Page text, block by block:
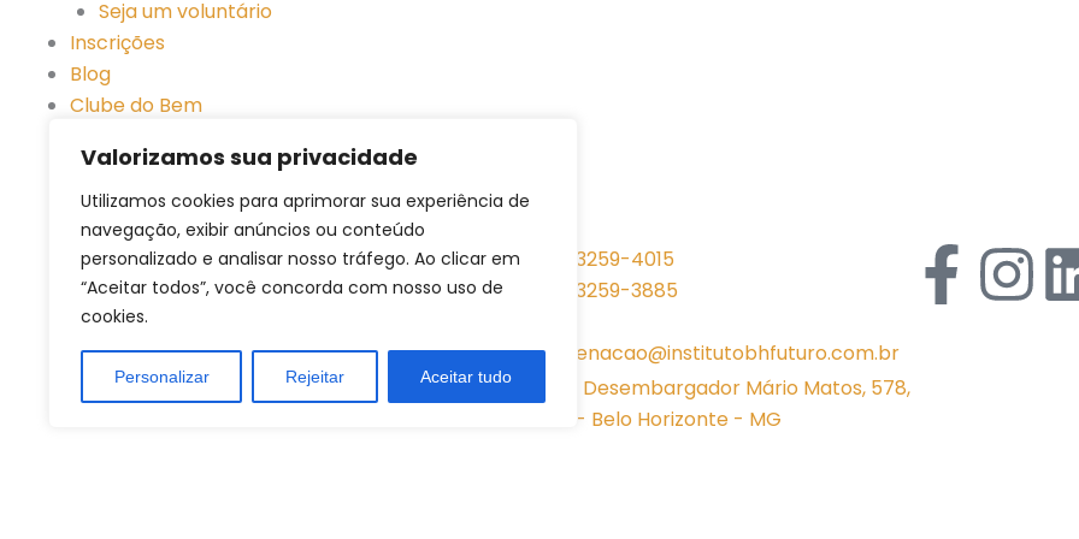
Valorizamos sua privacidade
Utilizamos cookies para aprimorar sua experiência de
navegação, exibir anúncios ou conteúdo
personalizado e analisar nosso tráfego. Ao clicar em
“Aceitar todos”, você concorda com nosso uso de
cookies.
Personalizar Rejeitar Aceitar tudo
Seja um voluntário
Inscrições
Blog
Clube do Bem
Pessoa Física
Acesse o Clube do Bem
31 | 3259-4015
31 | 3259-3885
coordenacao@institutobhfuturo.com.br
Rua Desembargador Mário Matos, 578,
Serra - Belo Horizonte - MG
F
a
I